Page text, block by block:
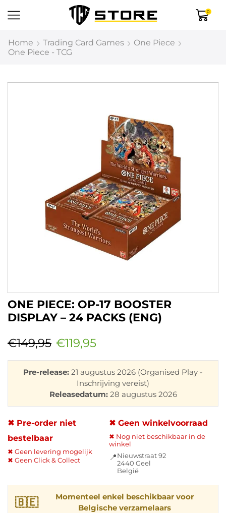
0
Home Trading Card Games
One Piece
One Piece - TCG
ONE PIECE: OP-17 BOOSTER
DISPLAY – 24 PACKS (ENG)
€149,95 €119,95
Pre-release: 21 augustus 2026 (Organised Play -
Inschrijving vereist)
Releasedatum:28 augustus 2026
✖ Pre-order niet
bestelbaar
✖ Geen levering mogelijk
✖ Geen Click & Collect
✖ Geen winkelvoorraad
✖ Nog niet beschikbaar in de
winkel
📍Nieuwstraat 92
2440 Geel
België
🇧🇪
Momenteel enkel beschikbaar voor
Belgische verzamelaars